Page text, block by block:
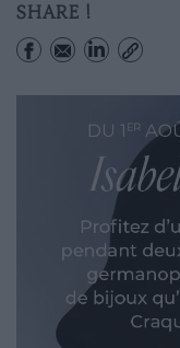
SHARE !